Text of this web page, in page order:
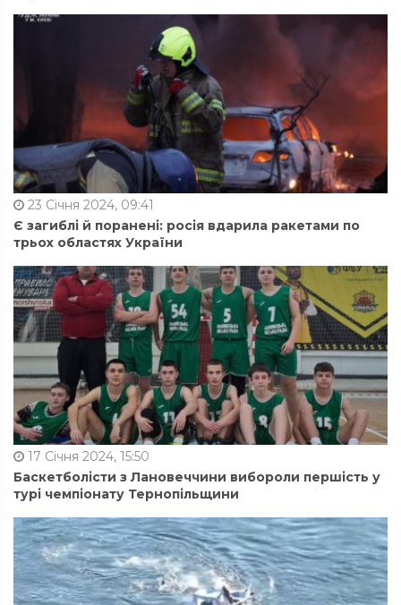
23 Січня 2024, 09:41
Є загиблі й поранені: росія вдарила ракетами по
трьох областях України
17 Січня 2024, 15:50
Баскетболісти з Лановеччини вибороли першість у
турі чемпіонату Тернопільщини